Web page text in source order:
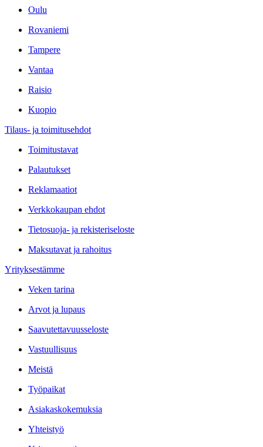
Oulu
Rovaniemi
Tampere
Vantaa
Raisio
Kuopio
Tilaus- ja toimitusehdot
Toimitustavat
Palautukset
Reklamaatiot
Verkkokaupan ehdot
Tietosuoja- ja rekisteriseloste
Maksutavat ja rahoitus
Yrityksestämme
Veken tarina
Arvot ja lupaus
Saavutettavuusseloste
Vastuullisuus
Meistä
Työpaikat
Asiakaskokemuksia
Yhteistyö